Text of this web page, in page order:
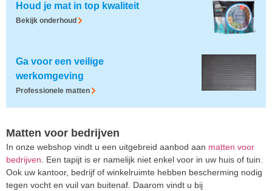
Houd je mat in top kwaliteit
Bekijk onderhoud
Ga voor een veilige
werkomgeving
Professionele matten
Matten voor bedrijven
In onze webshop vindt u een uitgebreid aanbod aan matten voor
bedrijven . Een tapijt is er namelijk niet enkel voor in uw huis of tuin.
Ook uw kantoor, bedrijf of winkelruimte hebben bescherming nodig
tegen vocht en vuil van buitenaf. Daarom vindt u bij